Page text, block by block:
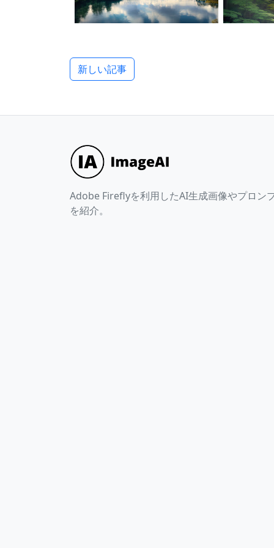
新しい記事
Adobe Fireflyを利用したAI生成画像やプロン
を紹介。